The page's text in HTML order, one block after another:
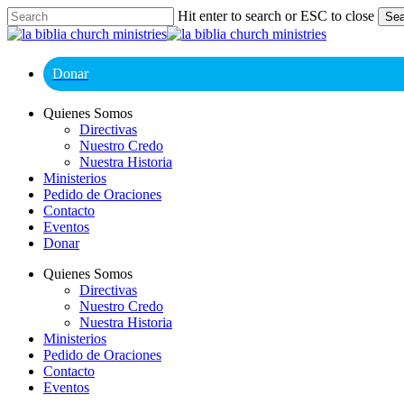
Skip
to
content
Hit enter to search or ESC to close
Close
Donar
Menu
Quienes Somos
Directivas
Nuestro Credo
Nuestra Historia
Ministerios
Pedido de Oraciones
Contacto
Eventos
Donar
Quienes Somos
Directivas
Nuestro Credo
Nuestra Historia
Ministerios
Pedido de Oraciones
Contacto
Eventos